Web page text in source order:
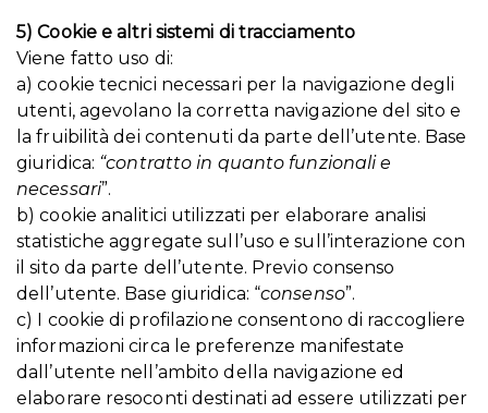
5) Cookie e altri sistemi di tracciamento
Viene fatto uso di:
a) cookie tecnici necessari per la navigazione degli
utenti, agevolano la corretta navigazione del sito e
la fruibilità dei contenuti da parte dell’utente. Base
giuridica: “contratto in quanto funzionali e
necessari”.
b) cookie analitici utilizzati per elaborare analisi
statistiche aggregate sull’uso e sull’interazione con
il sito da parte dell’utente. Previo consenso
dell’utente. Base giuridica: “consenso”.
c) I cookie di profilazione consentono di raccogliere
informazioni circa le preferenze manifestate
dall’utente nell’ambito della navigazione ed
elaborare resoconti destinati ad essere utilizzati per